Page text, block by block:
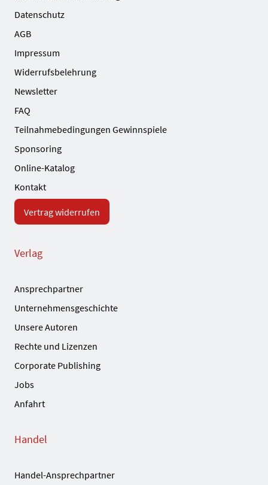
Datenschutz
AGB
Impressum
Widerrufsbelehrung
Newsletter
FAQ
Teilnahmebedingungen Gewinnspiele
Sponsoring
Online-Katalog
Kontakt
Vertrag widerrufen
Verlag
Ansprechpartner
Unternehmensgeschichte
Unsere Autoren
Rechte und Lizenzen
Corporate Publishing
Jobs
Anfahrt
Handel
Handel-Ansprechpartner